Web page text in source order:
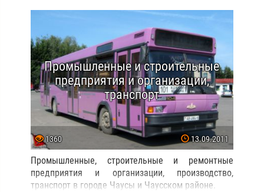
Промышленные и строительные
предприятия и организации,
транспорт
1360 13.09.2011
Промышленные, строительные и ремонтные
предприятия и организации, производство,
транспорт в городе Чаусы и Чаусском районе.